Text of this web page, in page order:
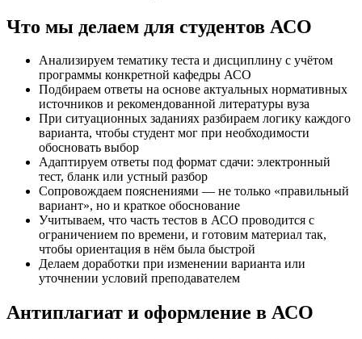
Что мы делаем для студентов АСО
Анализируем тематику теста и дисциплину с учётом
программы конкретной кафедры АСО
Подбираем ответы на основе актуальных нормативных
источников и рекомендованной литературы вуза
При ситуационных заданиях разбираем логику каждого
варианта, чтобы студент мог при необходимости
обосновать выбор
Адаптируем ответы под формат сдачи: электронный
тест, бланк или устный разбор
Сопровождаем пояснениями — не только «правильный
вариант», но и краткое обоснование
Учитываем, что часть тестов в АСО проводится с
ограничением по времени, и готовим материал так,
чтобы ориентация в нём была быстрой
Делаем доработки при изменении варианта или
уточнении условий преподавателем
Антиплагиат и оформление в АСО